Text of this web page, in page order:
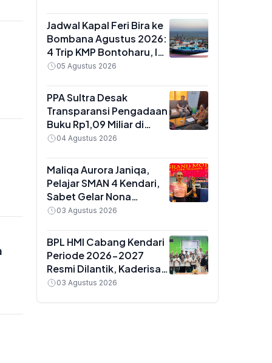
hingga Kendaraan
Golongan IX
Jadwal Kapal Feri Bira ke
Bombana Agustus 2026:
4 Trip KMP Bontoharu, Ini
Rincian Harga Tiket
Golongan IX
05 Agustus 2026
PPA Sultra Desak
Transparansi Pengadaan
Buku Rp1,09 Miliar di
Konawe, Plt Kadis Dikbud
Paket Anggaran
04 Agustus 2026
Maliqa Aurora Janiqa,
Pelajar SMAN 4 Kendari,
Sabet Gelar Nona
Indonesia Sultra 2026
Yogyakarta
03 Agustus 2026
BPL HMI Cabang Kendari
Periode 2026-2027
Resmi Dilantik, Kaderisasi
Jadi Prioritas Utama
03 Agustus 2026